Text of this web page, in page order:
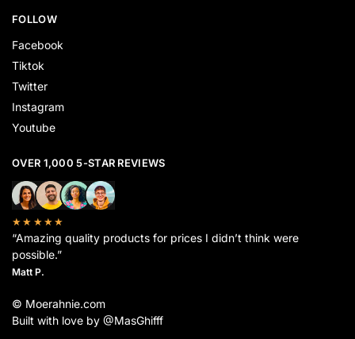
FOLLOW
Facebook
Tiktok
Twitter
Instagram
Youtube
OVER 1,000 5-STAR REVIEWS
★★★★★
“Amazing quality products for prices I didn’t think were
possible.”
Matt P.
© Moerahnie.com
Built with love by @MasGhifff